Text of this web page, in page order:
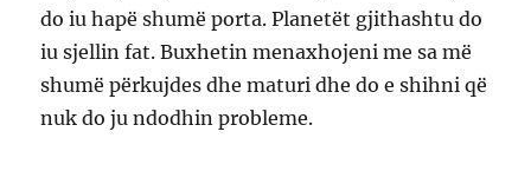
do iu hapë shumë porta. Planetët gjithashtu do
iu sjellin fat. Buxhetin menaxhojeni me sa më
shumë përkujdes dhe maturi dhe do e shihni që
nuk do ju ndodhin probleme.